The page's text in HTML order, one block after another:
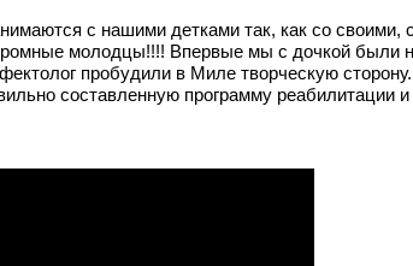
с нашими детками так, как со
молодцы!!!! Впервые мы с дочкой были
пробудили в Миле творческую
составленную программу